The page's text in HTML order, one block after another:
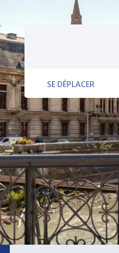
votre
recherche
SE DÉPLACER